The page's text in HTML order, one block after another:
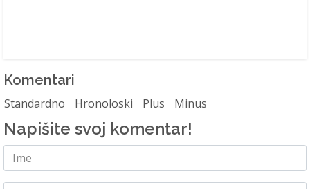
Komentari
Standardno Hronoloski Plus Minus
Napišite svoj komentar!